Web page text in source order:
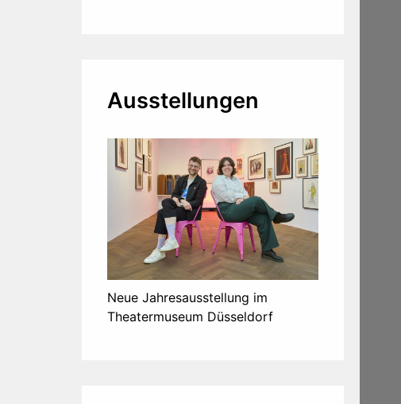
Ausstellungen
Neue Jahresausstellung im
Theatermuseum Düsseldorf